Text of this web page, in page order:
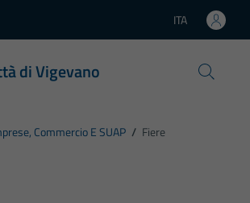
Lingua attiva:
ITA
di Vigevano
Commercio E SUAP / Fiere